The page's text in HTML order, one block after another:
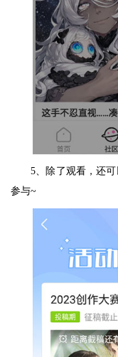
5、除了观看，还
参与~